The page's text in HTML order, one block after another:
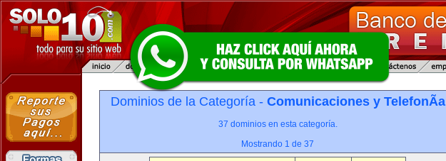
Dominios de la Categoría - Comunicaciones y TelefonÃ­a
37 dominios en esta categoría.
Mostrando 1 de 37